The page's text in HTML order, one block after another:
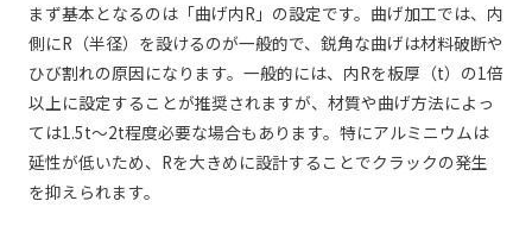
まず基本となるのは「曲げ内R」の設定です。曲げ加工では、内
側にR（半径）を設けるのが一般的で、鋭角な曲げは材料破断や
ひび割れの原因になります。一般的には、内Rを板厚（t）の1倍
以上に設定することが推奨されますが、材質や曲げ方法によっ
ては1.5t～2t程度必要な場合もあります。特にアルミニウムは
延性が低いため、Rを大きめに設計することでクラックの発生
を抑えられます。